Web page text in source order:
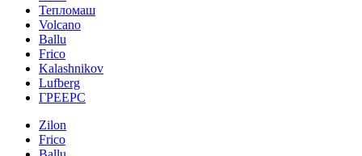
Тепломаш
Volcano
Ballu
Frico
Kalashnikov
Lufberg
ГРЕЕРС
Zilon
Frico